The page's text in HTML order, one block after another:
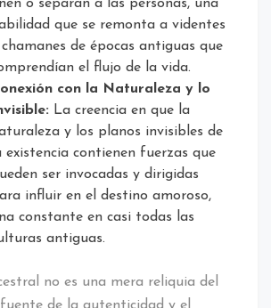
o separan a las personas, una
que se remonta a videntes
de épocas antiguas que
el flujo de la vida.
con la Naturaleza y lo
La creencia en que la
y los planos invisibles de
existencia contienen fuerzas que
ser invocadas y dirigidas
influir en el destino amoroso,
constante en casi todas las
antiguas.
no es una mera reliquia del
de la autenticidad y el